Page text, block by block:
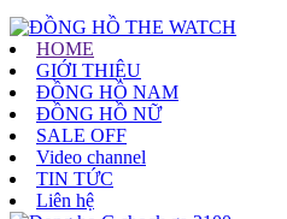
HOME
GIỚI THIỆU
ĐỒNG HỒ NAM
ĐỒNG HỒ NỮ
SALE OFF
Video channel
TIN TỨC
Liên hệ